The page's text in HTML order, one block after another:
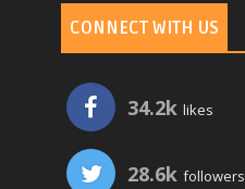
CONNECT WITH US
34.2k likes
28.6k followers